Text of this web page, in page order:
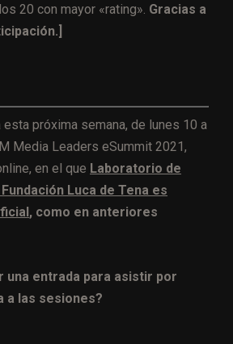
20 con mayor «rating». Gracias a
próxima semana, de lunes 10 a
Media Leaders eSummit 2021,
en el que Laboratorio de
Luca de Tena es
, como en anteriores
una entrada para asistir por
a las sesiones?